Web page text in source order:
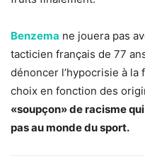
Benzema ne jouera pas
tacticien français de 77
dénoncer l’hypocrisie à
choix en fonction des
«soupçon» de racisme
pas au monde du sport.